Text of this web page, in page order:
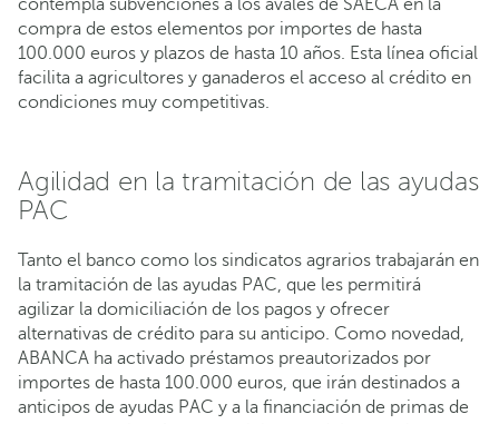
contempla subvenciones a los avales de SAECA en la
compra de estos elementos por importes de hasta
100.000 euros y plazos de hasta 10 años. Esta línea oficial
facilita a agricultores y ganaderos el acceso al crédito en
condiciones muy competitivas.
Agilidad en la tramitación de las ayudas
PAC
Tanto el banco como los sindicatos agrarios trabajarán en
la tramitación de las ayudas PAC, que les permitirá
agilizar la domiciliación de los pagos y ofrecer
alternativas de crédito para su anticipo. Como novedad,
ABANCA ha activado préstamos preautorizados por
importes de hasta 100.000 euros, que irán destinados a
anticipos de ayudas PAC y a la financiación de primas de